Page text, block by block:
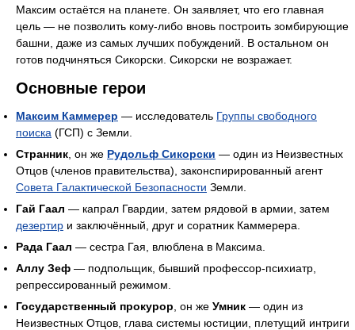
Максим остаётся на планете. Он заявляет, что его главная
цель — не позволить кому-либо вновь построить зомбирующие
башни, даже из самых лучших побуждений. В остальном он
готов подчиняться Сикорски. Сикорски не возражает.
Основные герои
Максим Каммерер — исследователь Группы свободного
поиска (ГСП) с Земли.
Странник , он же Рудольф Сикорски — один из Неизвестных
Отцов (членов правительства), законспирированный агент
Совета Галактической Безопасности Земли.
Гай Гаал — капрал Гвардии, затем рядовой в армии, затем
дезертир и заключённый, друг и соратник Каммерера.
Рада Гаал — сестра Гая, влюблена в Максима.
Аллу Зеф — подпольщик, бывший профессор-психиатр,
репрессированный режимом.
Государственный прокурор , он же Умник — один из
Неизвестных Отцов, глава системы юстиции, плетущий интриги